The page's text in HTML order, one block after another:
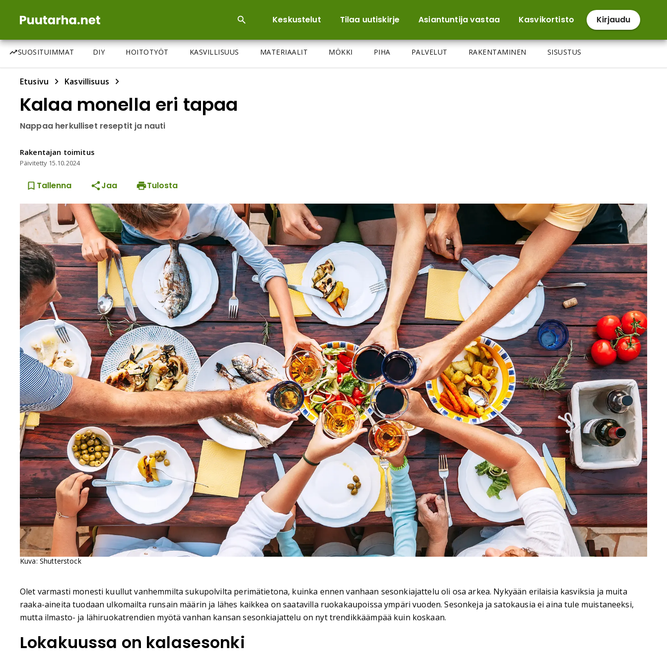
Keskustelut Tilaa uutiskirje Asiantuntija vastaa Kasvikortisto Kirjaudu
SUOSITUIMMAT DIY HOITOTYÖT KASVILLISUUS MATERIAALIT MÖKKI PIHA PALVELUT RAKENTAMINEN SISUSTUS
Etusivu Kasvillisuus
Kalaa monella eri tapaa
Nappaa herkulliset reseptit ja nauti
Rakentajan toimitus
Päivitetty 15.10.2024
Tallenna Jaa Tulosta
Kuva: Shutterstock
Olet varmasti monesti kuullut vanhemmilta sukupolvilta perimätietona, kuinka ennen vanhaan sesonkiajattelu oli osa arkea. Nykyään erilaisia kasviksia ja muita
raaka-aineita tuodaan ulkomailta runsain määrin ja lähes kaikkea on saatavilla ruokakaupoissa ympäri vuoden. Sesonkeja ja satokausia ei aina tule muistaneeksi,
mutta ilmasto- ja lähiruokatrendien myötä vanhan kansan sesonkiajattelu on nyt trendikkäämpää kuin koskaan.
Lokakuussa on kalasesonki